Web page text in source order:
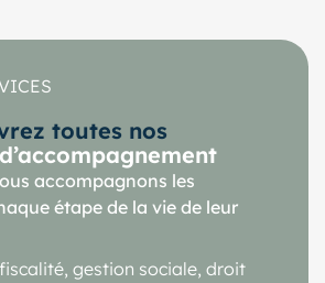
toutes nos
accompagnons les
étape de la vie de leur
gestion sociale, droit